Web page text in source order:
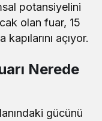
potansiyelini
olan fuar, 15
açıyor.
Nerede
gücünü